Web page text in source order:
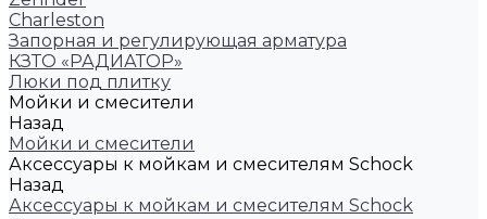
Charleston
Запорная и регулирующая арматура
КЗТО «РАДИАТОР»
Люки под плитку
Мойки и смесители
Назад
Мойки и смесители
Аксессуары к мойкам и смесителям Schock
Назад
Аксессуары к мойкам и смесителям Schock